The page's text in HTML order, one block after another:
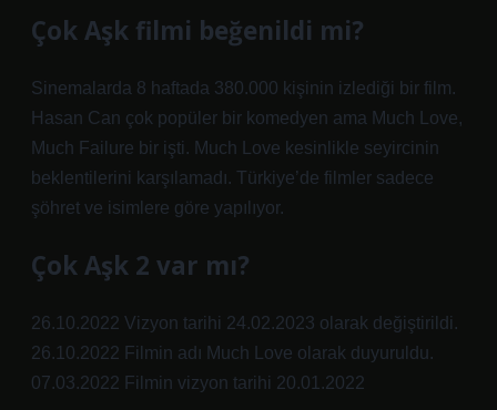
Çok Aşk filmi beğenildi mi?
Sinemalarda 8 haftada 380.000 kişinin izlediği bir film.
Hasan Can çok popüler bir komedyen ama Much Love,
Much Failure bir işti. Much Love kesinlikle seyircinin
beklentilerini karşılamadı. Türkiye’de filmler sadece
şöhret ve isimlere göre yapılıyor.
Çok Aşk 2 var mı?
26.10.2022 Vizyon tarihi 24.02.2023 olarak değiştirildi.
26.10.2022 Filmin adı Much Love olarak duyuruldu.
07.03.2022 Filmin vizyon tarihi 20.01.2022